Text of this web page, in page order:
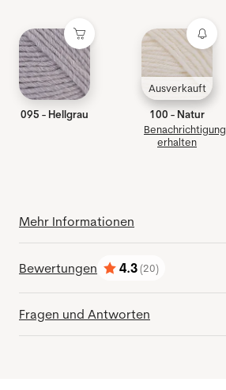
095 - Hellgrau
Ausverkauft
100 - Natur
Benachrichtigung
erhalten
Mehr Informationen
Bewertungen
Bewertung:
4.3(20)
von 5 Sternen
Fragen und Antworten